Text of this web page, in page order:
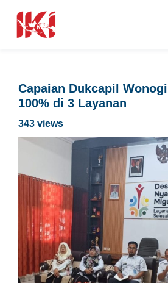
Capaian Dukcapil
100% di 3 Layanan
343 views